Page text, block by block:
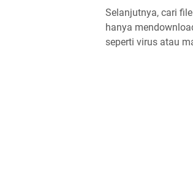
Selanjutnya, cari
hanya
seperti virus atau